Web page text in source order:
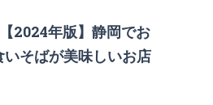
【2024年版】静岡でお
そばが美味しいお店